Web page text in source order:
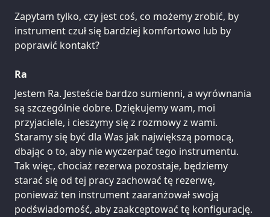
Zapytam tylko, czy jest coś, co możemy zrobić, by
instrument czuł się bardziej komfortowo lub by
poprawić kontakt?
Ra
Jestem Ra. Jesteście bardzo sumienni, a wyrównania
są szczególnie dobre. Dziękujemy wam, moi
przyjaciele, i cieszymy się z rozmowy z wami.
Staramy się być dla Was jak największą pomocą,
dbając o to, aby nie wyczerpać tego instrumentu.
Tak więc, chociaż rezerwa pozostaje, będziemy
starać się od tej pracy zachować tę rezerwę,
ponieważ ten instrument zaaranżował swoją
podświadomość, aby zaakceptować tę konfigurację.